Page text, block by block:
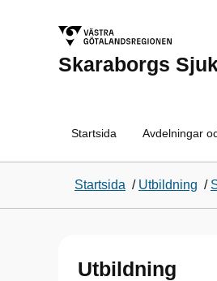
Skaraborgs
Startsida Avdelningar
Startsida / Utbildning /
Utbildning